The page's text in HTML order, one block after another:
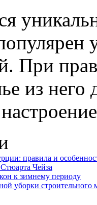
При
из
правила и
Чейза
к зимнему периоду
уборки строительного